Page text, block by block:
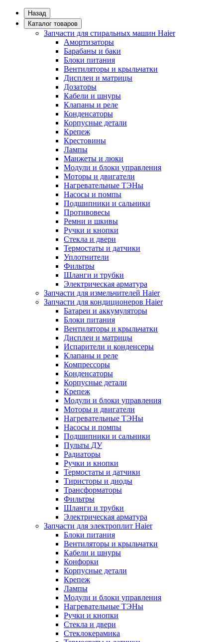
Назад
Каталог товаров
Запчасти для стиральных машин Haier
Амортизаторы
Барабаны и баки
Блоки питания
Вентиляторы и крыльчатки
Дисплеи и матрицы
Дозаторы
Кабели и шнуры
Клапаны и реле
Конденсаторы
Корпусные детали
Крепеж
Крестовины
Лампы
Манжеты и люки
Модули и блоки управления
Моторы и двигатели
Нагревательные ТЭНы
Насосы и помпы
Подшипники и сальники
Противовесы
Ремни и шкивы
Ручки и кнопки
Стекла и двери
Термостаты и датчики
Уплотнители
Фильтры
Шланги и трубки
Электрическая арматура
Запчасти для измельчителей Haier
Запчасти для кондиционеров Haier
Батареи и аккумуляторы
Блоки питания
Вентиляторы и крыльчатки
Дисплеи и матрицы
Испарители и конденсеры
Клапаны и реле
Компрессоры
Конденсаторы
Корпусные детали
Крепеж
Модули и блоки управления
Моторы и двигатели
Нагревательные ТЭНы
Насосы и помпы
Подшипники и сальники
Пульты ДУ
Радиаторы
Ручки и кнопки
Термостаты и датчики
Тиристоры и диоды
Трансформаторы
Фильтры
Шланги и трубки
Электрическая арматура
Запчасти для электроплит Haier
Блоки питания
Вентиляторы и крыльчатки
Кабели и шнуры
Конфорки
Корпусные детали
Крепеж
Лампы
Модули и блоки управления
Нагревательные ТЭНы
Ручки и кнопки
Стекла и двери
Стеклокерамика